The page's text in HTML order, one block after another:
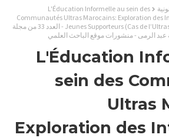
L'Éducation Informelle au sein des
Communautés Ultras Marocains: Exploration des
Jeunes Supporteurs (Cas de l’Ultras Winners 05 - Zaid TRABELSI - العدد 33 من مجلة
عبد الرمى - منشورات موقع الباحث العلمي
L'Éducation
sein des
Ultras
Exploration des